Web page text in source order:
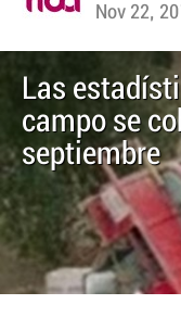
Nov 22,
Las
campo se
septiembre